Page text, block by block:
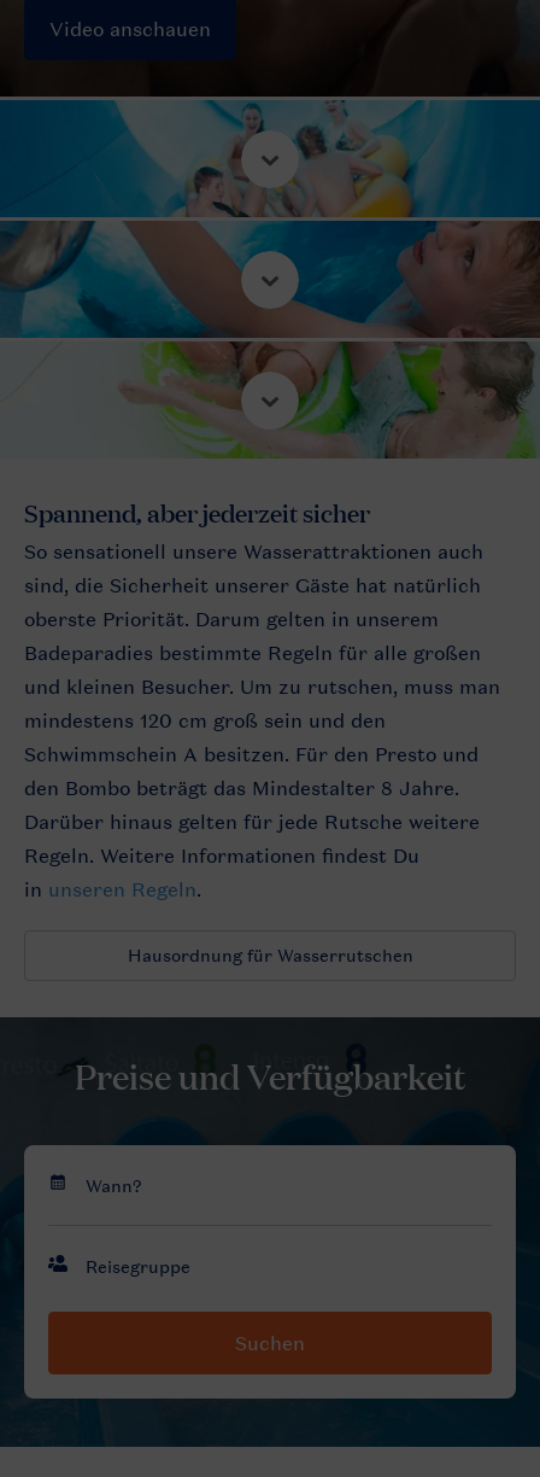
Video anschauen
Spannend, aber jederzeit sicher
So sensationell unsere Wasserattraktionen auch
sind, die Sicherheit unserer Gäste hat natürlich
oberste Priorität. Darum gelten in unserem
Badeparadies bestimmte Regeln für alle großen
und kleinen Besucher. Um zu rutschen, muss man
mindestens 120 cm groß sein und den
Schwimmschein A besitzen. Für den Presto und
den Bombo beträgt das Mindestalter 8 Jahre.
Darüber hinaus gelten für jede Rutsche weitere
Regeln. Weitere Informationen findest Du
in unseren Regeln.
Hausordnung für Wasserrutschen
Preise und Verfügbarkeit
Suchen